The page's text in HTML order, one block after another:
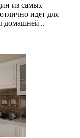
из самых
идет для
домашней...